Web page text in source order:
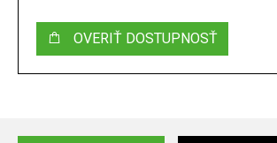
OVERIŤ DOSTUPNOSŤ